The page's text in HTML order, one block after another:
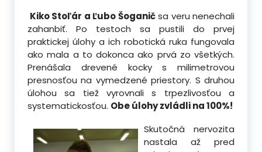
Kiko Stoľár a Ľubo Šoganičsa veru nenechali
zahanbiť. Po testoch sa pustili do prvej
praktickej úlohy a ich robotická ruka fungovala
ako mala a to dokonca ako prvá zo všetkých.
Prenášala drevené kocky s milimetrovou
presnosťou na vymedzené priestory. S druhou
úlohou sa tiež vyrovnali s trpezlivosťou a
systematickosťou. Obe úlohy zvládli na 100%!
Skutočná nervozita
nastala až pred